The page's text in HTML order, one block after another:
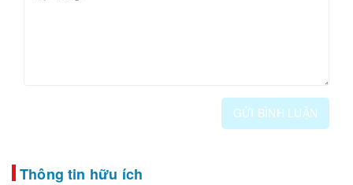
GỬI BÌNH LUẬN
Thông tin hữu ích